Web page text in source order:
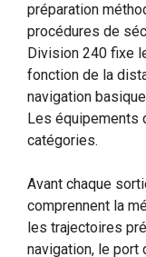
préparation
procédures de
Division 240 fixe
fonction de la
navigation
Les
catégories.
Avant chaque
comprennent la
les trajectoires
navigation, le port